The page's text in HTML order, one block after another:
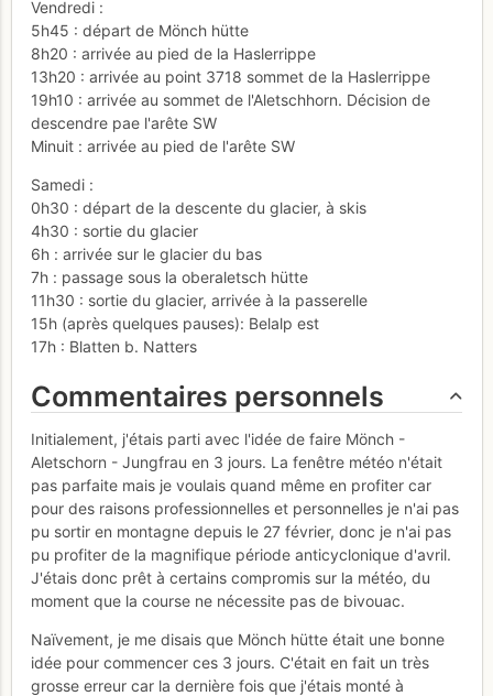
Vendredi :
5h45 : départ de Mönch hütte
8h20 : arrivée au pied de la Haslerrippe
13h20 : arrivée au point 3718 sommet de la Haslerrippe
19h10 : arrivée au sommet de l'Aletschhorn. Décision de
descendre pae l'arête SW
Minuit : arrivée au pied de l'arête SW
Samedi :
0h30 : départ de la descente du glacier, à skis
4h30 : sortie du glacier
6h : arrivée sur le glacier du bas
7h : passage sous la oberaletsch hütte
11h30 : sortie du glacier, arrivée à la passerelle
15h (après quelques pauses): Belalp est
17h : Blatten b. Natters
Commentaires personnels
Initialement, j'étais parti avec l'idée de faire Mönch -
Aletschorn - Jungfrau en 3 jours. La fenêtre météo n'était
pas parfaite mais je voulais quand même en profiter car
pour des raisons professionnelles et personnelles je n'ai pas
pu sortir en montagne depuis le 27 février, donc je n'ai pas
pu profiter de la magnifique période anticyclonique d'avril.
J'étais donc prêt à certains compromis sur la météo, du
moment que la course ne nécessite pas de bivouac.
Naïvement, je me disais que Mönch hütte était une bonne
idée pour commencer ces 3 jours. C'était en fait un très
grosse erreur car la dernière fois que j'étais monté à